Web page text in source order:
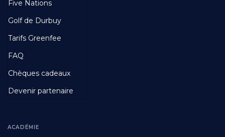
First
Five Nations
Golf de Durbuy
Tarifs Greenfee
FAQ
Chèques cadeaux
Devenir partenaire
ACADÉMIE